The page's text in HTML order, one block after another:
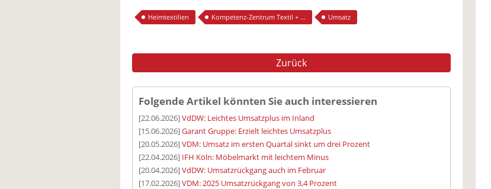
Heimtextilien Kompetenz-Zentrum Textil + ... Umsatz
Zurück
Folgende Artikel könnten Sie auch interessieren
[22.06.2026]VdDW: Leichtes Umsatzplus im Inland
[15.06.2026]Garant Gruppe: Erzielt leichtes Umsatzplus
[20.05.2026]VDM: Umsatz im ersten Quartal sinkt um drei Prozent
[22.04.2026] IFH Köln: Möbelmarkt mit leichtem Minus
[20.04.2026]VdDW: Umsatzrückgang auch im Februar
[17.02.2026]VDM: 2025 Umsatzrückgang von 3,4 Prozent